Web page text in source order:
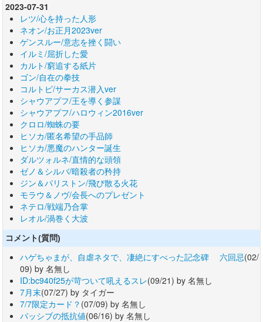
2023-07-31
レツ/心を持った人形
ネオン/お正月2023ver
ゲンスルー/意志を挫く闘い
イルミ/屈折した愛
カルト/窮追する紙片
ゴン/自在の拳技
コルトピ/サーカス潜入ver
シャウアプフ/王を導く参謀
シャウアプフ/ハロウィン2016ver
クロロ/蜘蛛の要
ヒソカ/匿名希望の手品師
ヒソカ/悪魔のハンター誕生
ダルツォルネ/直情的な頭領
ゼノ＆シルバ/暗殺者の矜持
ジン＆パリストン/飛び散る火花
モラウ＆ノヴ/会長へのプレゼント
ネテロ/戦端乃合掌
レオル/渦巻く大波
コメント(質問)
ハゲちゃまが、自虐ネタで、凄絶にすべった記念碑 六回忌(02/
09) by 名無し
ID:bc940f25が苛ついて吼えるスレ(09/21) by 名無し
7月末(07/27) by タイガー
7/7限定カード？ (07/09) by 名無し
パッシブの抵抗値(06/16) by 名無し